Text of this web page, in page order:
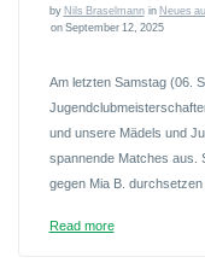
byNils Braselmann inNeues
on September 12, 2025
Am letzten Samstag (06.
und unsere Mädels und
spannende Matches aus.
gegen Mia B.
Read more